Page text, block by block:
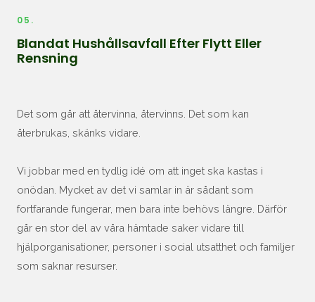
05.
Blandat Hushållsavfall Efter Flytt Eller
Rensning
Det som går att återvinna, återvinns. Det som kan
återbrukas, skänks vidare.
Vi jobbar med en tydlig idé om att inget ska kastas i
onödan. Mycket av det vi samlar in är sådant som
fortfarande fungerar, men bara inte behövs längre. Därför
går en stor del av våra hämtade saker vidare till
hjälporganisationer, personer i social utsatthet och familjer
som saknar resurser.